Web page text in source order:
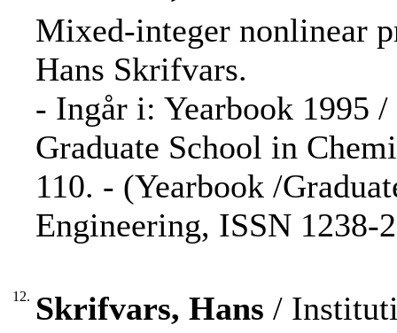
Mixed-integer nonlinear
Hans Skrifvars.
- Ingår i: Yearbook 1995
Graduate School in
110. - (Yearbook /
Engineering, ISSN 1238-
12. Skrifvars, Hans /